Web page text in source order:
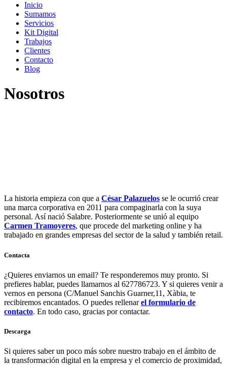
Inicio
Sumamos
Servicios
Kit Digital
Trabajos
Clientes
Contacto
Blog
Nosotros
La historia empieza con que a César Palazuelos se le ocurrió crear
una marca corporativa en 2011 para compaginarla con la suya
personal. Así nació Salabre. Posteriormente se unió al equipo
Carmen Tramoyeres, que procede del marketing online y ha
trabajado en grandes empresas del sector de la salud y también retail.
Contacta
¿Quieres enviarnos un email? Te responderemos muy pronto. Si
prefieres hablar, puedes llamarnos al 627786723. Y si quieres venir a
vernos en persona (C/Manuel Sanchis Guarner,11, Xàbia, te
recibiremos encantados. O puedes rellenarel formulario de
contacto. En todo caso, gracias por contactar.
Descarga
Si quieres saber un poco más sobre nuestro trabajo en el ámbito de
la transformación digital en la empresa y el comercio de proximidad,